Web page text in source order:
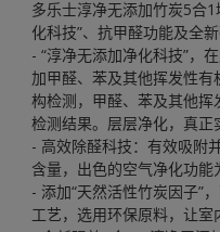
多乐士淳净无添加竹炭5合
化科技”、抗甲醛功能及全
- “淳净无添加净化科技”，
加甲醛、苯及其他挥发性有
构检测，甲醛、苯及其他挥
检测结果。层层净化，真正
- 高效除醛科技：有效吸附
含量，出色的空气净化功能
- 添加“天然活性竹炭因子”
工艺，选用环保原料，让室